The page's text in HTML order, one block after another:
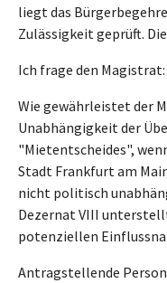
liegt das
Zulässigkeit geprüft.
Ich frage den Magistrat:
Wie gewährleistet der
Unabhängigkeit der
"Mietentscheides",
Stadt Frankfurt am
nicht politisch
Dezernat VIII
potenziellen
Antragstellende